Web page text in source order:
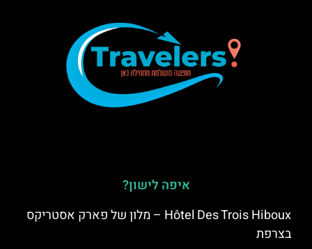
איפה לישון?
Hôtel Des Trois Hiboux – מלון של פארק אסטריקס
בצרפת